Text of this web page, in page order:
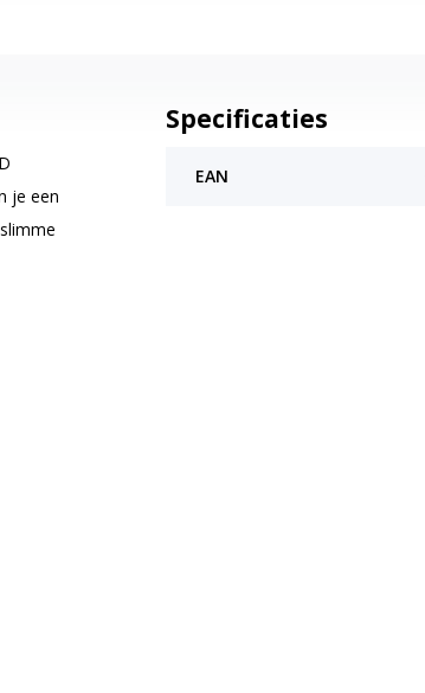
je een
23,8
aan.
Specificaties
EAN